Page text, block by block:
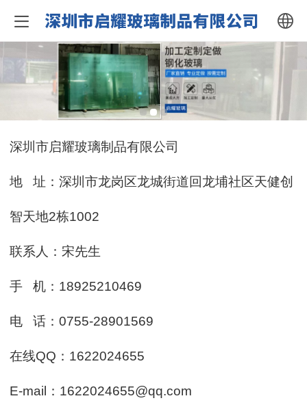
中文
深圳市启耀玻璃制品有限公司
地 址：深圳市龙岗区龙城街道回龙埔社区天健创
智天地2栋1002
联系人：宋先生
手 机：18925210469
电 话：0755-28901569
在线QQ：1622024655
E-mail：1622024655@qq.com